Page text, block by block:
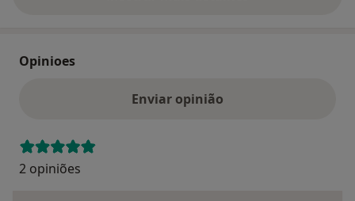
Opinioes
Enviar opinião
2 opiniões